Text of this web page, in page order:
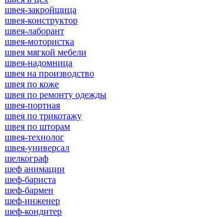
швея-закройщица
швея-конструктор
швея-лаборант
швея-мотористка
швея мягкой мебели
швея-надомница
швея на производство
швея по коже
швея по ремонту одежды
швея-портная
швея по трикотажу
швея по шторам
швея-технолог
швея-универсал
шелкограф
шеф анимации
шеф-бариста
шеф-бармен
шеф-инженер
шеф-кондитер